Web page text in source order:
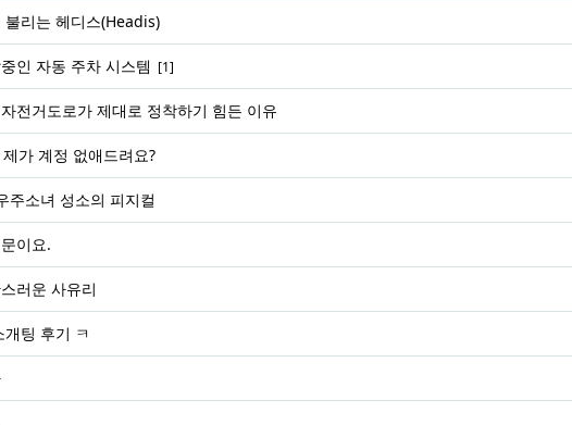
불리는 헤디스(Headis)
인 자동 주차 시스템 [1]
전거도로가 제대로 정착하기 힘든 이유
제가 계정 없애드려요?
주소녀 성소의 피지컬
이요.
러운 사유리
팅 후기 ㅋ